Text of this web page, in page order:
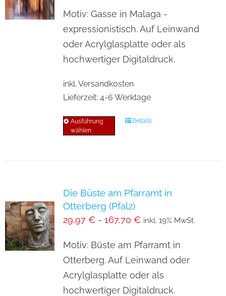
können
auf
der
Produktseite
werden
Motiv: Gasse in Malaga -
expressionistisch. Auf Leinwand
oder Acrylglasplatte oder als
hochwertiger Digitaldruck.
inkl. Versandkosten
Lieferzeit: 4-6 Werktage
Ausführung
wählen
Dieses
auf.
können
auf
der
Produktseite
Details
Die Büste am Pfarramt in
Otterberg (Pfalz)
29,97 €- 167,70 € inkl. 19% MwSt.
Motiv: Büste am Pfarramt in
Otterberg. Auf Leinwand oder
Acrylglasplatte oder als
hochwertiger Digitaldruck.